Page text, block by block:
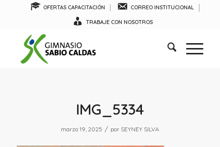
OFERTAS CAPACITACIÓN CORREO INSTITUCIONAL
TRABAJE CON NOSOTROS
IMG_5334
marzo 19, 2025 / por SEYNEY SILVA